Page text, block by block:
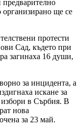
предварително
организирано ще се
протести
Сад, където при
загинаха 16 души,
за инцидента, а
искане за
в Сърбия. В
нова
за 23 май.